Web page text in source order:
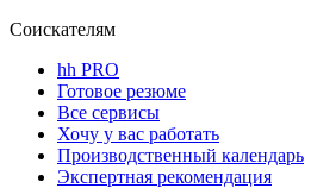
Соискателям
hh PRO
Готовое резюме
Все сервисы
Хочу у вас работать
Производственный календарь
Экспертная рекомендация